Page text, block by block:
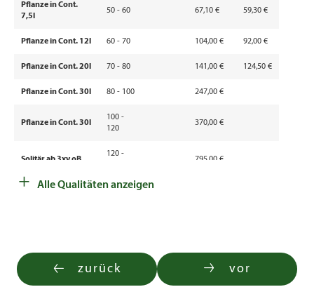
Pflanze in Cont.
7,5l
50 - 60 67,10 € 59,30 €
Pflanze in Cont. 12l 60 - 70 104,00 € 92,00 €
Pflanze in Cont. 20l 70 - 80 141,00 € 124,50 €
Pflanze in Cont. 30l 80 - 100 247,00 €
Pflanze in Cont. 30l
100 -
120
370,00 €
Solitär ab 3xv oB
120 -
795,00 €
120 -
Solitär ab 3xv oB
140 -
160
970,00 €
+ Alle Qualitäten anzeigen
zurück vor